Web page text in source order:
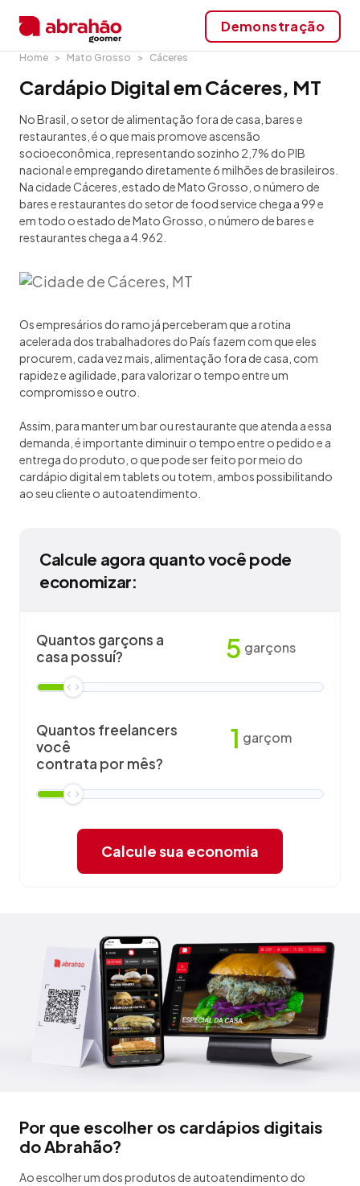
Demonstração
Home Mato Grosso Cáceres
Cardápio Digital em Cáceres, MT
No Brasil, o setor de alimentação fora de casa, bares e
restaurantes, é o que mais promove ascensão
socioeconômica, representando sozinho 2,7% do PIB
nacional e empregando diretamente 6 milhões de brasileiros.
Na cidade Cáceres, estado de Mato Grosso, o número de
bares e restaurantes do setor de food service chega a 99 e
em todo o estado de Mato Grosso, o número de bares e
restaurantes chega a 4.962.
Os empresários do ramo já perceberam que a rotina
acelerada dos trabalhadores do País fazem com que eles
procurem, cada vez mais, alimentação fora de casa, com
rapidez e agilidade, para valorizar o tempo entre um
compromisso e outro.
Assim, para manter um bar ou restaurante que atenda a essa
demanda, é importante diminuir o tempo entre o pedido e a
entrega do produto, o que pode ser feito por meio do
cardápio digital em tablets ou totem, ambos possibilitando
ao seu cliente o autoatendimento.
Calcule agora quanto você pode
economizar:
Quantos garçons a
casa possuí?
5 garçons
Quantos freelancers
você
contrata por mês?
1 garçom
Calcule sua economia
Por que escolher os cardápios digitais
do Abrahão?
Ao escolher um dos produtos de autoatendimento do